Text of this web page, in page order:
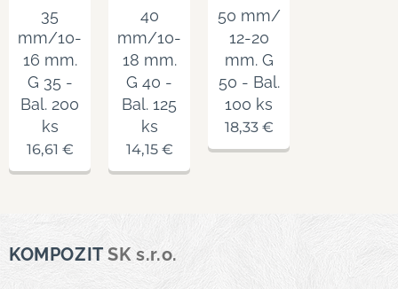
35
mm/10-
16 mm.
G 35 -
Bal. 200
ks
16,61 €
40
mm/10-
18 mm.
G 40 -
Bal. 125
ks
14,15€
50 mm/
12-20
mm. G
50 - Bal.
100 ks
18,33€
KOMPOZITSK s.r.o.